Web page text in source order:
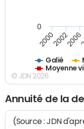
Galié
Moyenne
200020022006
0
© JDN 2026
Annuité de la
(Source : JDN